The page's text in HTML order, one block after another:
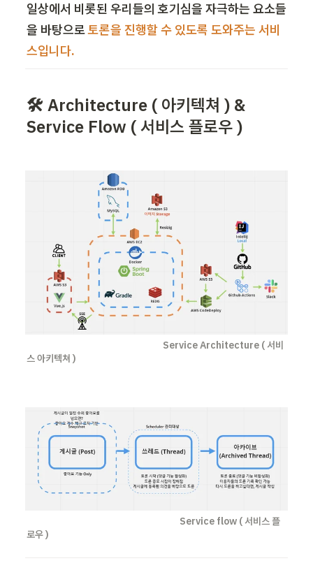
일상에서 비롯된 우리들의 호기심을 자극하는 요소들
을 바탕으로 토론을 진행할 수 있도록 도와주는 서비
스입니다.
🛠️ Architecture ( 아키텍쳐 ) &
Service Flow ( 서비스 플로우 )
스 아키텍쳐 )
Service flow ( 서비스 플
로우 )